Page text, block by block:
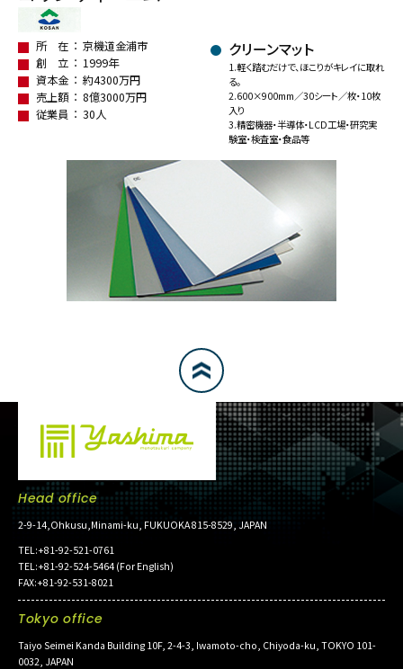
所 在
京機道金浦市
創 立
1999年
資本金
約4300万円
売上額
8億3000万円
従業員
30人
クリーンマット
1.軽く踏むだけで、ほこりがキレイに取れ
る。
2.600×900mm／30シート／枚・10枚
入り
3.精密機器・半導体・LCD工場・研究実
験室・検査室・食品等
Head office
2-9-14,Ohkusu,Minami-ku, FUKUOKA 815-8529, JAPAN
TEL:+81-92-521-0761
TEL:+81-92-524-5464 (For English)
FAX:+81-92-531-8021
Tokyo office
Taiyo Seimei Kanda Building 10F, 2-4-3, Iwamoto-cho, Chiyoda-ku, TOKYO 101-
0032, JAPAN